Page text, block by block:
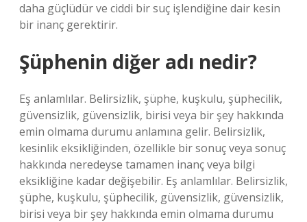
daha güçlüdür ve ciddi bir suç işlendiğine dair kesin
bir inanç gerektirir.
Şüphenin diğer adı nedir?
Eş anlamlılar. Belirsizlik, şüphe, kuşkulu, şüphecilik,
güvensizlik, güvensizlik, birisi veya bir şey hakkında
emin olmama durumu anlamına gelir. Belirsizlik,
kesinlik eksikliğinden, özellikle bir sonuç veya sonuç
hakkında neredeyse tamamen inanç veya bilgi
eksikliğine kadar değişebilir. Eş anlamlılar. Belirsizlik,
şüphe, kuşkulu, şüphecilik, güvensizlik, güvensizlik,
birisi veya bir şey hakkında emin olmama durumu